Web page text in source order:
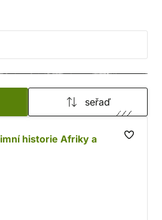
si prohlédni
autora. U nás si vybereš z méně
✔️ Nabízíme levnou
a bezpečný nákup!
seřaď
historie Afriky a